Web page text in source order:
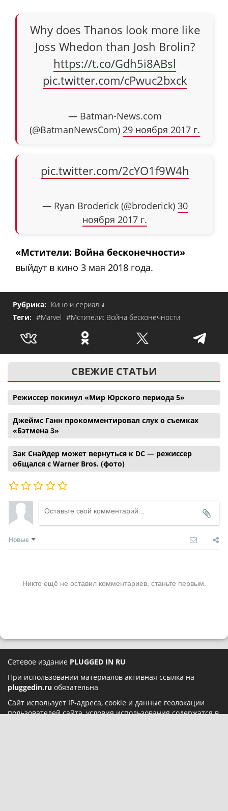
Why does Thanos look more like
Joss Whedon than Josh Brolin?
https://t.co/Gdh5i8ABsl
pic.twitter.com/cPwuc2bxck
— Batman-News.com
(@BatmanNewsCom) 29 ноября 2017 г.
pic.twitter.com/2cYO1f9W4h
— Ryan Broderick (@broderick) 30
ноября 2017 г.
«Мстители: Война бесконечности»
выйдут в кино 3 мая 2018 года.
Рубрика: Кино и сериалы
Теги: #Marvel #Мстители: Война бесконечности
СВЕЖИЕ СТАТЬИ
Режиссер покинул «Мир Юрского периода 5»
Джеймс Ганн прокомментировал слух о съемках
«Бэтмена 3»
Зак Снайдер может вернуться к DC — режиссер
общался с Warner Bros. (фото)
Новые
Никто ещё не оставил комментариев, станьте первым.
Сетевое издание PLUGGED IN RU
При использовании материалов активная ссылка на
pluggedin.ru обязательна
Сайт использует IP-адреса, cookie и данные геолокации
пользователей сайта, условия использования содержатся в